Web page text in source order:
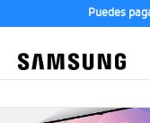
Puedes